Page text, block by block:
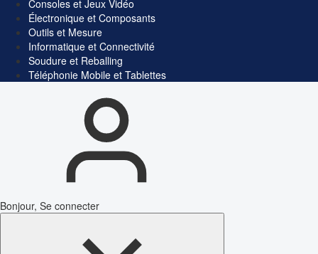
Consoles et Jeux Vidéo
Électronique et Composants
Outils et Mesure
Informatique et Connectivité
Soudure et Reballing
Téléphonie Mobile et Tablettes
Bonjour, Se connecter